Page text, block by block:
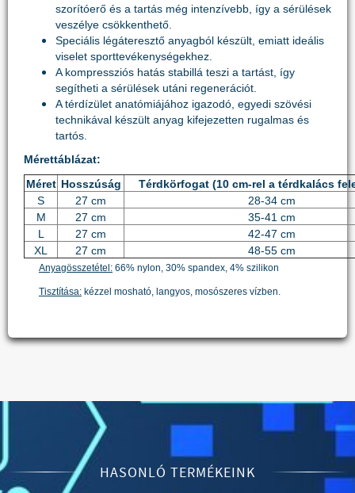
szorítóerő és a tartás még intenzívebb, így a sérülések
veszélye csökkenthető.
Speciális légáteresztő anyagból készült, emiatt ideális
viselet sporttevékenységekhez.
A kompressziós hatás stabillá teszi a tartást, így
segítheti a sérülések utáni regenerációt.
A térdízület anatómiájához igazodó, egyedi szövési
technikával készült anyag kifejezetten rugalmas és
tartós.
Mérettáblázat:
Méret Hosszúság
Térdkörfogat (10 cm-rel a térdkalács
S
27 cm
28-34 cm
M
27 cm
35-41 cm
L
27 cm
42-47 cm
XL
27 cm 48-55 cm
Anyagösszetétel:66% nylon, 30% spandex, 4% szilikon
Tisztítása:kézzel mosható, langyos, mosószeres vízben.
HASONLÓ TERMÉKEINK